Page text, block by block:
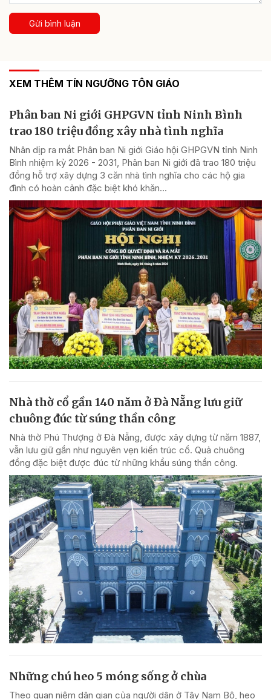
Gửi bình luận
XEM THÊM TÍN NGƯỠNG TÔN GIÁO
Phân ban Ni giới GHPGVN tỉnh Ninh Bình
trao 180 triệu đồng xây nhà tình nghĩa
Nhân dịp ra mắt Phân ban Ni giới Giáo hội GHPGVN tỉnh Ninh
Bình nhiệm kỳ 2026 - 2031, Phân ban Ni giới đã trao 180 triệu
đồng hỗ trợ xây dựng 3 căn nhà tình nghĩa cho các hộ gia
đình có hoàn cảnh đặc biệt khó khăn...
Nhà thờ cổ gần 140 năm ở Đà Nẵng lưu giữ
chuông đúc từ súng thần công
Nhà thờ Phú Thượng ở Đà Nẵng, được xây dựng từ năm 1887,
vẫn lưu giữ gần như nguyên vẹn kiến trúc cổ. Quả chuông
đồng đặc biệt được đúc từ những khẩu súng thần công.
Những chú heo 5 móng sống ở chùa
Theo quan niệm dân gian của người dân ở Tây Nam Bộ, heo